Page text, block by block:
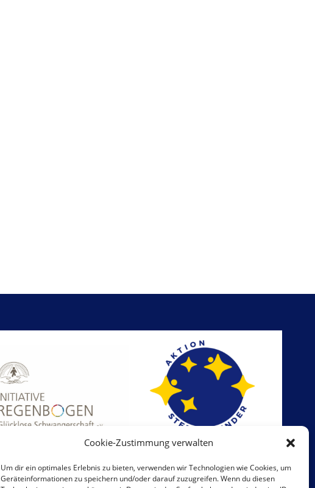
Cookie-Zustimmung verwalten
Um dir ein optimales Erlebnis zu bieten, verwenden wir Technologien wie Cookies, um
Geräteinformationen zu speichern und/oder darauf zuzugreifen. Wenn du diesen